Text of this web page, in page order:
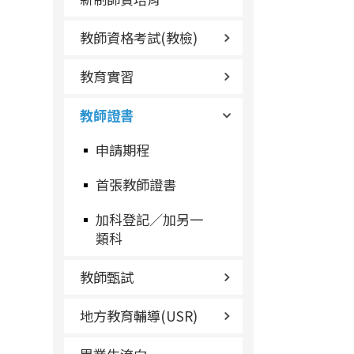
教師資格考試(教檢)
教育實習
教師證書
申請期程
首張教師證書
加科登記／加另一
類科
教師甄試
地方教育輔導(USR)